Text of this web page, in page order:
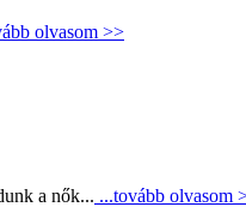
olvasom >>
a nők... ...tovább olvasom